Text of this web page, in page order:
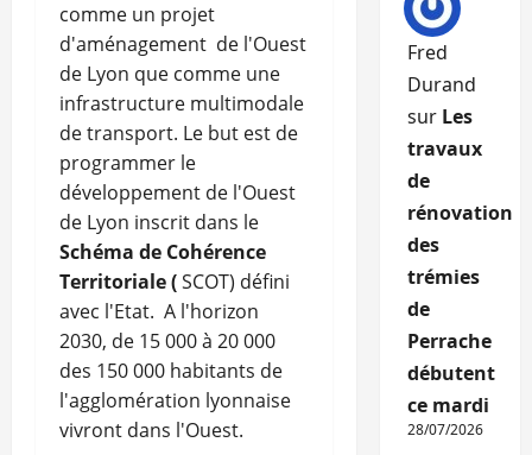
comme un projet
d'aménagement de l'Ouest
de Lyon que comme une
infrastructure multimodale
de transport. Le but est de
programmer le
développement de l'Ouest
de Lyon inscrit dans le
Schéma de Cohérence
Territoriale (SCOT) défini
avec l'Etat. A l'horizon
2030, de 15 000 à 20 000
des 150 000 habitants de
l'agglomération lyonnaise
vivront dans l'Ouest.
Fred
Durand
sur Les
travaux
de
rénovation
des
trémies
de
Perrache
débutent
ce mardi
28/07/2026